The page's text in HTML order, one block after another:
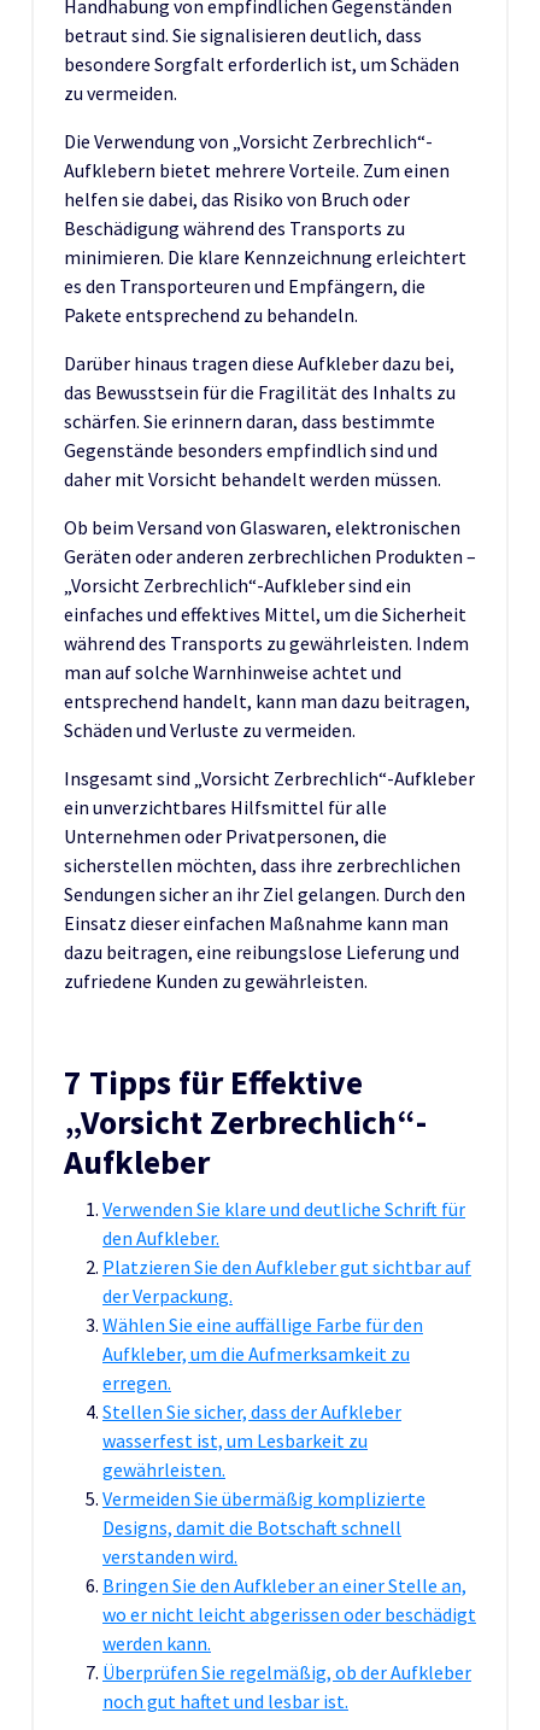
Handhabung von empfindlichen Gegenständen
betraut sind. Sie signalisieren deutlich, dass
besondere Sorgfalt erforderlich ist, um Schäden
zu vermeiden.
Die Verwendung von „Vorsicht Zerbrechlich“-
Aufklebern bietet mehrere Vorteile. Zum einen
helfen sie dabei, das Risiko von Bruch oder
Beschädigung während des Transports zu
minimieren. Die klare Kennzeichnung erleichtert
es den Transporteuren und Empfängern, die
Pakete entsprechend zu behandeln.
Darüber hinaus tragen diese Aufkleber dazu bei,
das Bewusstsein für die Fragilität des Inhalts zu
schärfen. Sie erinnern daran, dass bestimmte
Gegenstände besonders empfindlich sind und
daher mit Vorsicht behandelt werden müssen.
Ob beim Versand von Glaswaren, elektronischen
Geräten oder anderen zerbrechlichen Produkten –
„Vorsicht Zerbrechlich“-Aufkleber sind ein
einfaches und effektives Mittel, um die Sicherheit
während des Transports zu gewährleisten. Indem
man auf solche Warnhinweise achtet und
entsprechend handelt, kann man dazu beitragen,
Schäden und Verluste zu vermeiden.
Insgesamt sind „Vorsicht Zerbrechlich“-Aufkleber
ein unverzichtbares Hilfsmittel für alle
Unternehmen oder Privatpersonen, die
sicherstellen möchten, dass ihre zerbrechlichen
Sendungen sicher an ihr Ziel gelangen. Durch den
Einsatz dieser einfachen Maßnahme kann man
dazu beitragen, eine reibungslose Lieferung und
zufriedene Kunden zu gewährleisten.
7 Tipps für Effektive
„Vorsicht Zerbrechlich“-
Aufkleber
Verwenden Sie klare und deutliche Schrift für
den Aufkleber.
Platzieren Sie den Aufkleber gut sichtbar auf
der Verpackung.
Wählen Sie eine auffällige Farbe für den
Aufkleber, um die Aufmerksamkeit zu
erregen.
Stellen Sie sicher, dass der Aufkleber
wasserfest ist, um Lesbarkeit zu
gewährleisten.
Vermeiden Sie übermäßig komplizierte
Designs, damit die Botschaft schnell
verstanden wird.
Bringen Sie den Aufkleber an einer Stelle an,
wo er nicht leicht abgerissen oder beschädigt
werden kann.
Überprüfen Sie regelmäßig, ob der Aufkleber
noch gut haftet und lesbar ist.